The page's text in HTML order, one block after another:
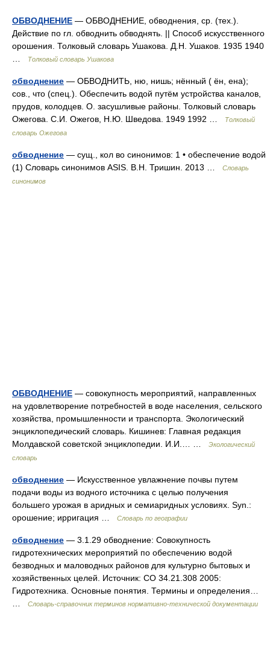
ОБВОДНЕНИЕ — ОБВОДНЕНИЕ, обводнения, ср. (тех.).
Действие по гл. обводнить обводнять. || Способ искусственного
орошения. Толковый словарь Ушакова. Д.Н. Ушаков. 1935 1940
Толковый словарь Ушакова
обводнение — ОБВОДНИТЬ, ню, нишь; нённый ( ён, ена);
сов., что (спец.). Обеспечить водой путём устройства каналов,
прудов, колодцев. О. засушливые районы. Толковый словарь
Ожегова. С.И. Ожегов, Н.Ю. Шведова. 1949 1992 …
Толковый
словарь Ожегова
обводнение — сущ., кол во синонимов: 1 • обеспечение водой
(1) Словарь синонимов ASIS. В.Н. Тришин. 2013 …
Словарь
синонимов
ОБВОДНЕНИЕ — совокупность мероприятий, направленных
на удовлетворение потребностей в воде населения, сельского
хозяйства, промышленности и транспорта. Экологический
энциклопедический словарь. Кишинев: Главная редакция
Молдавской советской энциклопедии. И.И.… …
Экологический
словарь
обводнение — Искусственное увлажнение почвы путем
подачи воды из водного источника с целью получения
большего урожая в аридных и семиаридных условиях. Syn.:
орошение; ирригация …
Словарь по географии
обводнение — 3.1.29 обводнение: Совокупность
гидротехнических мероприятий по обеспечению водой
безводных и маловодных районов для культурно бытовых и
хозяйственных целей. Источник: СО 34.21.308 2005:
Гидротехника. Основные понятия. Термины и определения…
Словарь-справочник терминов нормативно-технической документации